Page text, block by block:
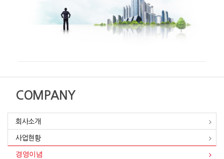
COMPANY
회사소개
사업현황
경영이념